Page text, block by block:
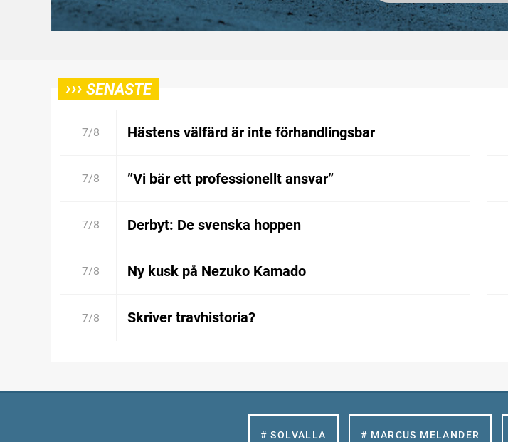
››› SENASTE
7/8 Hästens välfärd är inte förhandlingsbar
7/8 ”Vi bär ett professionellt ansvar”
7/8 Derbyt: De svenska hoppen
7/8 Ny kusk på Nezuko Kamado
7/8 Skriver travhistoria?
# SOLVALLA # MARCUS MELANDER